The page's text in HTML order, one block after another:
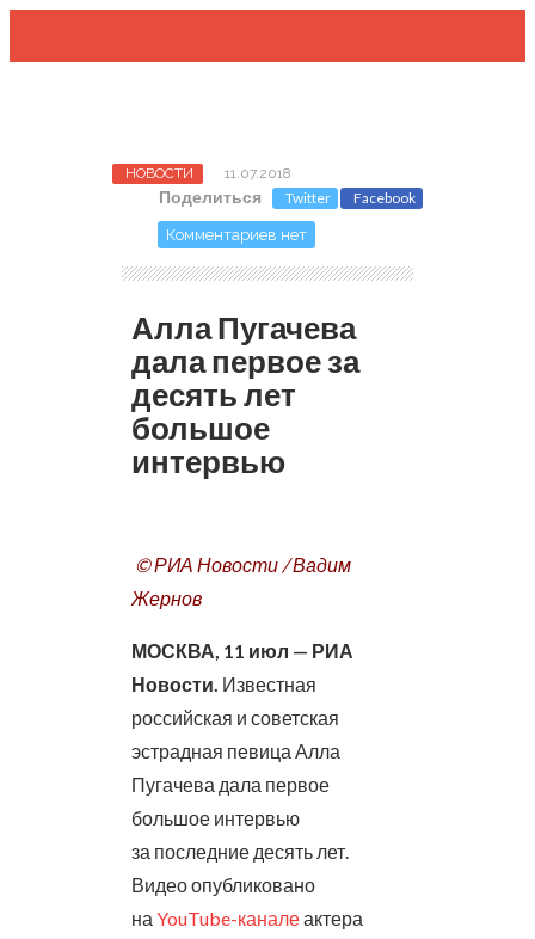
НОВОСТИ 11.07.2018
Поделиться Twitter Facebook
Комментариев нет
Алла Пугачева
дала первое за
десять лет
большое
интервью
© РИА Новости / Вадим
Жернов
МОСКВА, 11 июл — РИА
Новости. Известная
российская и советская
эстрадная певица Алла
Пугачева дала первое
большое интервью
за последние десять лет.
Видео опубликовано
на YouTube-каналеактера